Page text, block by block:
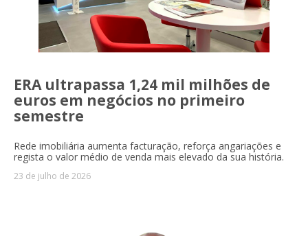
ERA ultrapassa 1,24 mil milhões de
euros em negócios no primeiro
semestre
Rede imobiliária aumenta facturação, reforça angariações e
regista o valor médio de venda mais elevado da sua história.
23 de julho de 2026